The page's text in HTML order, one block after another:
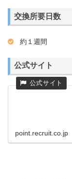
交換所要日数
約１週間
公式サイト
point.recruit.co.jp